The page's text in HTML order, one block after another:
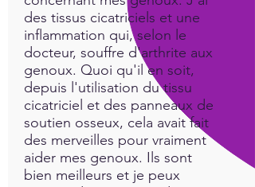
des tissus cicatriciels et une
inflammation qui, selon le
docteur, souffre d'arthrite aux
genoux. Quoi qu'il en soit,
depuis l'utilisation du tissu
cicatriciel et des panneaux de
soutien osseux, cela avait fait
des merveilles pour vraiment
aider mes genoux. Ils sont
bien meilleurs et je peux